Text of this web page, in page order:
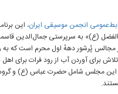
انجمن موسیقی ایران، این
(ع)» به سرپرستی جمال‌الدین
پُرشور دههٔ اول محرم است که به
برای آوردن آب از رود فرات برای
مجلس شامل حضرت عباس (ع) و